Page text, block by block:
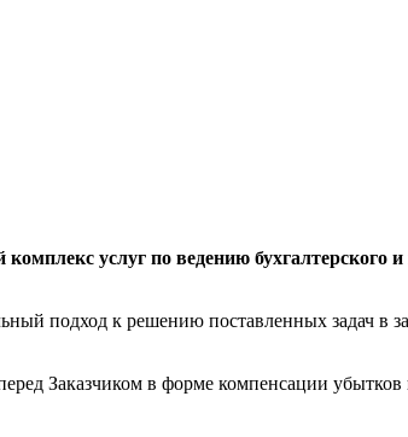
услуг по ведению бухгалтерского и
подход к решению поставленных задач в
Заказчиком в форме компенсации